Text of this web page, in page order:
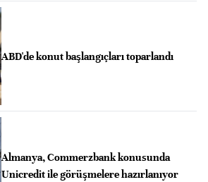
ABD'de konut başlangıçları toparlandı
Almanya, Commerzbank konusunda
Unicredit ile görüşmelere hazırlanıyor